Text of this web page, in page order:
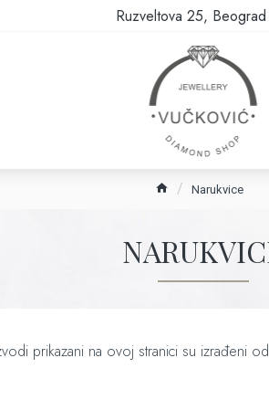
Ruzveltova 25, Beograd
Narukvice
prikazani na ovoj stranici su izrađeni